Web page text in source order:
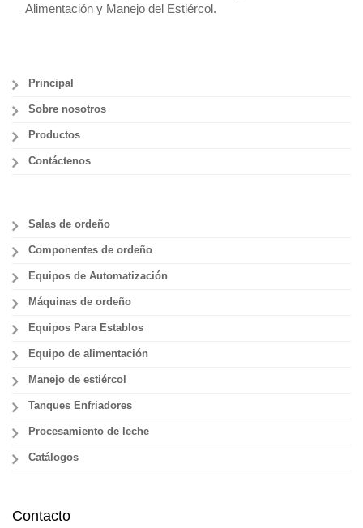
Alimentación y Manejo del Estiércol.
Principal
Sobre nosotros
Productos
Contáctenos
Salas de ordeño
Componentes de ordeño
Equipos de Automatización
Máquinas de ordeño
Equipos Para Establos
Equipo de alimentación
Manejo de estiércol
Tanques Enfriadores
Procesamiento de leche
Catálogos
Contacto